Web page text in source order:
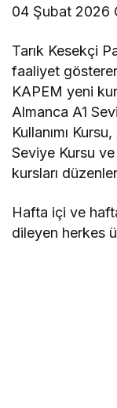
04 Şubat 2026
Tarık Kesekçi
faaliyet
KAPEM yeni
Almanca A1
Kullanımı
Seviye Kursu
kursları
Hafta içi ve
dileyen herkes